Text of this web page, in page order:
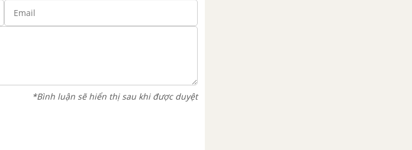
*Bình luận sẽ hiển thị sau khi được duyệt